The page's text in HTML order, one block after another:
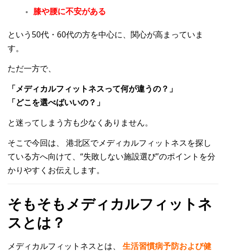
膝や腰に不安がある
という50代・60代の方を中心に、関心が高まっていま
す。
ただ一方で、
「メディカルフィットネスって何が違うの？」
「どこを選べばいいの？」
と迷ってしまう方も少なくありません。
そこで今回は、
港北区でメディカルフィットネスを探し
ている方へ向けて、 “失敗しない施設選び”のポイントを分
かりやすくお伝えします。
そもそもメディカルフィットネ
スとは？
メディカルフィットネスとは、
生活習慣病予防および健